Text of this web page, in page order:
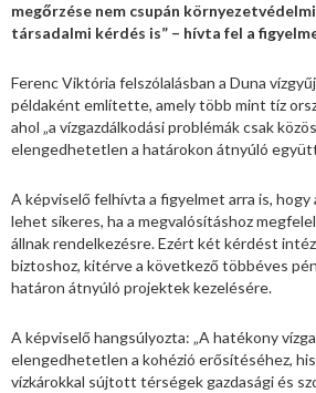
megőrzése nem csupán
társadalmi kérdés is” – hívta fel a
Ferenc Viktória felszólalásban a Duna
példaként említette, amely több mint tíz
ahol „a vízgazdálkodási problémák csak
elengedhetetlen a határokon átnyúló
A képviselő felhívta a figyelmet arra is, hogy
lehet sikeres, ha a megvalósításhoz
állnak rendelkezésre. Ezért két kérdést
biztoshoz, kitérve a következő többéves
határon átnyúló projektek kezelésére.
A képviselő hangsúlyozta: „A hatékony
elengedhetetlen a kohézió erősítéséhez,
vízkárokkal sújtott térségek gazdasági és